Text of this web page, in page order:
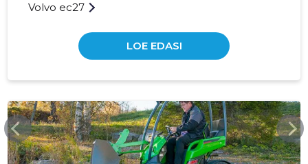
Volvo ec27
LOE EDASI
EURORENT.EE